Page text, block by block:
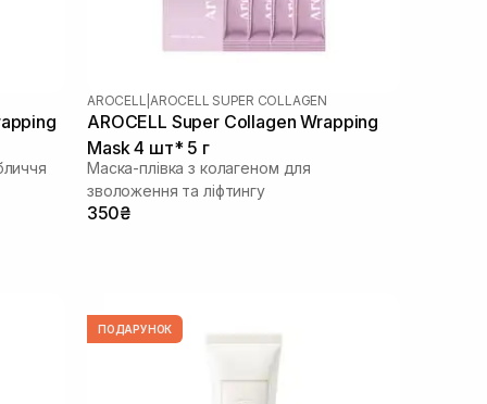
AROCELL AROCELL SUPER COLLAGEN
AROCELL Super Collagen Wrapping
Mask 4 шт* 5 г
Маска-плівка з колагеном для
зволоження та ліфтингу
350₴
ПОДАРУНОК